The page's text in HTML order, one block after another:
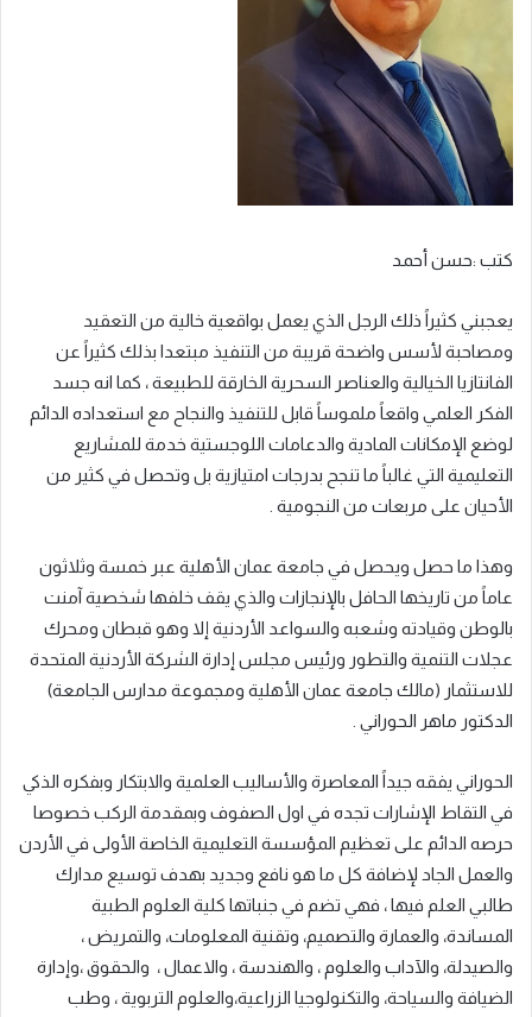
كتب :حسن أحمد
يعجبني كثيراً ذلك الرجل الذي يعمل بواقعية خالية من التعقيد
ومصاحبة لأسس واضحة قريبة من التنفيذ مبتعدا بذلك كثيراً عن
الفانتازيا الخيالية والعناصر السحرية الخارقة للطبيعة ، كما انه جسد
الفكر العلمي واقعاً ملموساً قابل للتنفيذ والنجاح مع استعداده الدائم
لوضع الإمكانات المادية والدعامات اللوجستية خدمة للمشاريع
التعليمية التي غالباً ما تنجح بدرجات امتيازية بل وتحصل في كثير من
الأحيان على مربعات من النجومية
وهذا ما حصل ويحصل في جامعة عمان الأهلية عبر خمسة وثلاثون
عاماً من تاريخها الحافل بالإنجازات والذي يقف خلفها شخصية آمنت
بالوطن وقيادته وشعبه والسواعد الأردنية إلا وهو قبطان ومحرك
عجلات التنمية والتطور ورئيس مجلس إدارة الشركة الأردنية المتحدة
للاستثمار (مالك جامعة عمان الأهلية ومجموعة مدارس الجامعة)
الدكتور ماهر الحوراني
الحوراني يفقه جيداً المعاصرة والأساليب العلمية والابتكار وبفكره الذكي
في التقاط الإشارات تجده في اول الصفوف وبمقدمة الركب خصوصا
حرصه الدائم على تعظيم المؤسسة التعليمية الخاصة الأولى في الأردن
والعمل الجاد لإضافة كل ما هو نافع وجديد بهدف توسيع مدارك
طالبي العلم فيها ، فهي تضم في جنباتها كلية العلوم الطبية
المساندة، والعمارة والتصميم، وتقنية المعلومات، والتمريض،
والصيدلة، والآداب والعلوم ، والهندسة، والاعمال ، والحقوق،وإدارة
الضيافة والسياحة، والتكنولوجيا الزراعية،والعلوم التربوية، وطب